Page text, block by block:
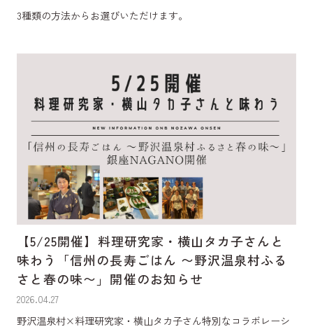
3種類の方法からお選びいただけます。
【5/25開催】料理研究家・横山タカ子さんと
味わう「信州の長寿ごはん 〜野沢温泉村ふる
さと春の味〜」開催のお知らせ
2026.04.27
野沢温泉村×料理研究家・横山タカ子さん特別なコラボレーシ